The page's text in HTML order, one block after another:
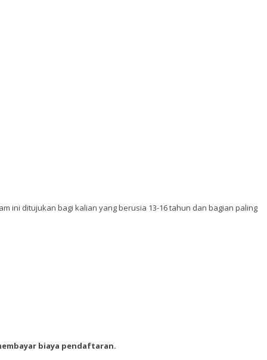
ini ditujukan bagi kalian yang berusia 13-16 tahun dan bagian paling
biaya pendaftaran.